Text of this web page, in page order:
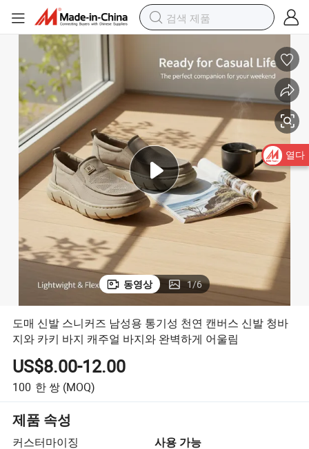
얼 바지와 완벽하게 어울림
도매 신발 스니커즈 남성용 통기성 천연 캔버스 신발 청바지와 카키 바지
동영상 1/6
도매 신발 스니커즈 남성용 통기성 천연 캔버스 신발 청바
지와 카키 바지 캐주얼 바지와 완벽하게 어울림
US$8.00-12.00
100 한 쌍 (MOQ)
제품 속성
커스터마이징
사용 가능
열다